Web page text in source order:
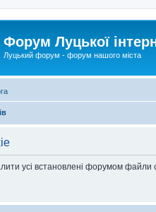
Форум Луцької
Луцький форум - форум нашого міста
усі встановлені форумом файли